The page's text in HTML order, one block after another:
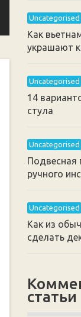
Uncategorised
Как
украшают
Uncategorised
14
стула
Uncategorised
Подвесная
ручного
Uncategorised
Как из
сделать
статьи